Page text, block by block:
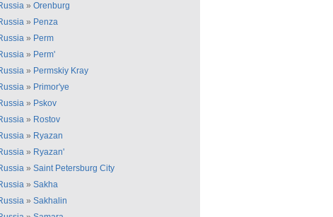
» Orenburg
» Penza
» Perm
» Perm'
» Permskiy Kray
» Primor'ye
» Pskov
» Rostov
» Ryazan
» Ryazan'
» Saint Petersburg City
» Sakha
» Sakhalin